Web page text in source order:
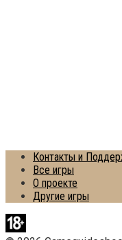
Контакты и
Все игры
О проекте
Другие игры